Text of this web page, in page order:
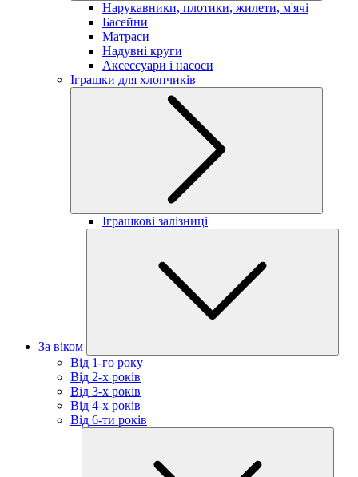
Нарукавники, плотики, жилети, м'ячі
Басейни
Матраси
Надувні круги
Аксессуари і насоси
Іграшки для хлопчиків
Іграшкові залізниці
За віком
Від 1-го року
Від 2-х років
Від 3-х років
Від 4-х років
Від 6-ти років